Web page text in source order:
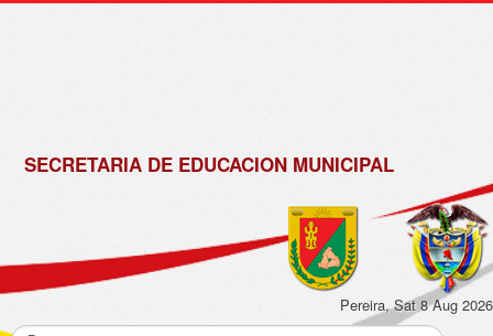
SECRETARIA DE EDUCACION MUNICIPAL
Pereira, Sat 8 Aug 2026
de